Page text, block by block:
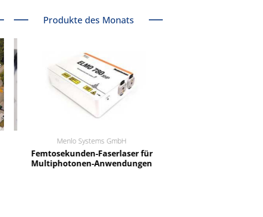
Produkte des Monats
Menlo Systems GmbH
Femtosekunden-Faserlaser für
Multiphotonen-Anwendungen